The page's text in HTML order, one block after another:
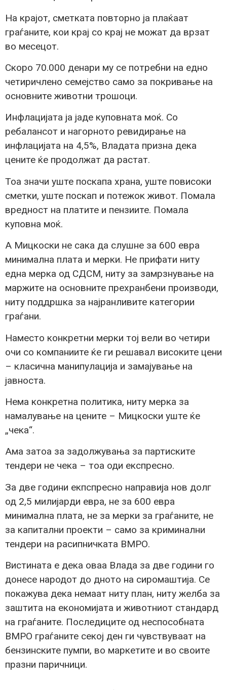
На крајот, сметката повторно ја плаќаат
граѓаните, кои крај со крај не можат да врзат
во месецот.
Скоро 70.000 денари му се потребни на едно
четиричлено семејство само за покривање на
основните животни трошоци.
Инфлацијата ја јаде куповната моќ. Со
ребалансот и нагорното ревидирање на
инфлацијата на 4,5%, Владата призна дека
цените ќе продолжат да растат.
Тоа значи уште поскапа храна, уште повисоки
сметки, уште поскап и потежок живот. Помала
вредност на платите и пензиите. Помала
куповна моќ.
А Мицкоски не сака да слушне за 600 евра
минимална плата и мерки. Не прифати ниту
една мерка од СДСМ, ниту за замрзнување на
маржите на основните прехранбени производи,
ниту поддршка за најранливите категории
граѓани.
Наместо конкретни мерки тој вели во четири
очи со компаниите ќе ги решавал високите цени
– класична манипулација и замајување на
јавноста.
Нема конкретна политика, ниту мерка за
намалување на цените – Мицкоски уште ќе
„чека“.
Ама затоа за задолжувања за партиските
тендери не чека – тоа оди експресно.
За две години екпспресно направија нов долг
од 2,5 милијарди евра, не за 600 евра
минимална плата, не за мерки за граѓаните, не
за капитални проекти – само за криминални
тендери на расипничката ВМРО.
Вистината е дека оваа Влада за две години го
донесе народот до дното на сиромаштија. Се
покажува дека немаат ниту план, ниту желба за
заштита на економијата и животниот стандард
на граѓаните. Последиците од неспособната
ВМРО граѓаните секој ден ги чувствуваат на
бензинските пумпи, во маркетите и во своите
празни паричници.